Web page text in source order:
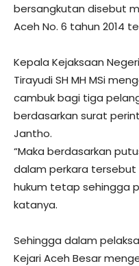
bersangkutan disebut
Aceh No. 6 tahun 2014
Kepala Kejaksaan
Tirayudi SH MH MSi
cambuk bagi tiga
berdasarkan surat
Jantho.
“Maka berdasarkan
dalam perkara tersebut
hukum tetap sehingga
katanya.
Sehingga dalam
Kejari Aceh Besar